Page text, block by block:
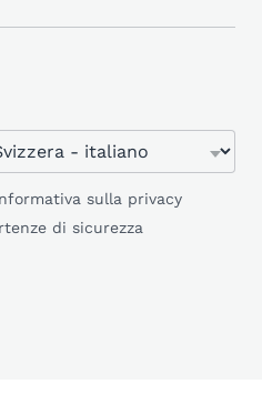
sulla privacy
di sicurezza